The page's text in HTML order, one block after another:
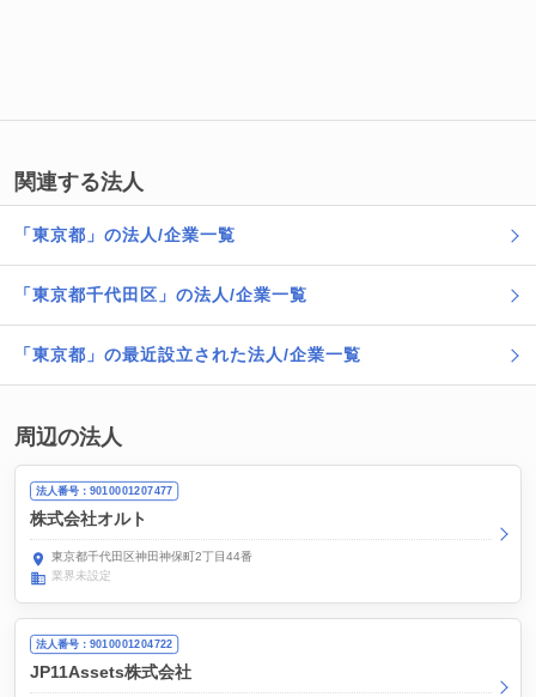
関連する法人
「東京都」の法人/企業一覧
「東京都千代田区」の法人/企業一覧
「東京都」の最近設立された法人/企業一覧
周辺の法人
法人番号：9010001207477
株式会社オルト
東京都千代田区神田神保町2丁目44番
業界未設定
法人番号：9010001204722
JP11Assets株式会社